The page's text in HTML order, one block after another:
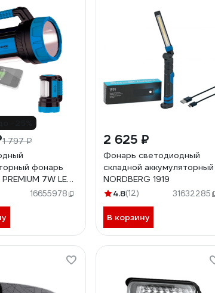
1 797 ₽
фонарь
7W LED,
12V,16655978
2 625 ₽
Фонарь светодиодный
складной аккумуляторный
NORDBERG 1919
4.8(12) 31632285
В корзину